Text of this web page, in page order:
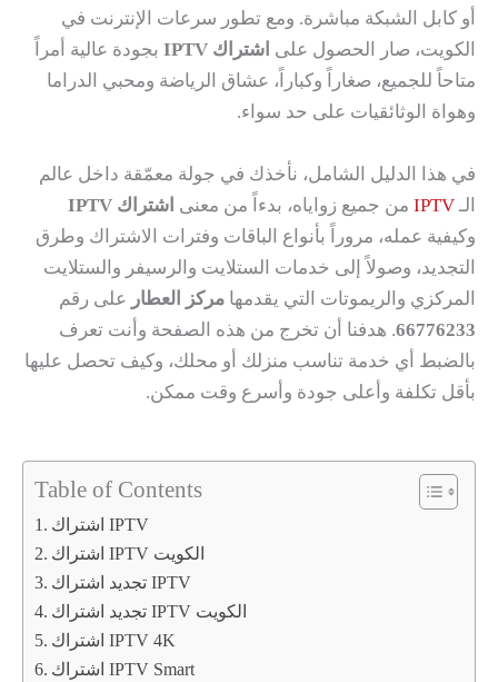
أو كابل الشبكة مباشرة. ومع تطور سرعات الإنترنت في
الكويت، صار الحصول على اشتراك IPTV
بجودة عالية أمراً
متاحاً للجميع، صغاراً وكباراً، عشاق الرياضة ومحبي الدراما
وهواة الوثائقيات على حد سواء.
في هذا الدليل الشامل، نأخذك في جولة معمّقة داخل عالم
الـIPTVمن جميع زواياه، بدءاً من معنى اشتراك IPTV
وكيفية عمله، مروراً بأنواع الباقات وفترات الاشتراك وطرق
التجديد، وصولاً إلى خدمات الستلايت والرسيفر والستلايت
المركزي والريموتات التي يقدمهامركز العطارعلى رقم
66776233. هدفنا أن تخرج من هذه الصفحة وأنت تعرف
بالضبط أي خدمة تناسب منزلك أو محلك، وكيف تحصل عليها
بأقل تكلفة وأعلى جودة وأسرع وقت ممكن.
Table of Contents
اشتراك IPTV
اشتراك IPTV الكويت
تجديد اشتراك IPTV
تجديد اشتراك IPTV الكويت
اشتراك IPTV 4K
اشتراك IPTV Smart